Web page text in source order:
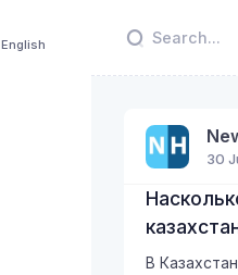
English
30
В